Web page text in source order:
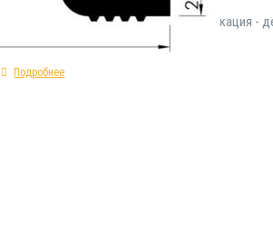
сырье изготовления - ЭПДМ; классификация -
Подробнее